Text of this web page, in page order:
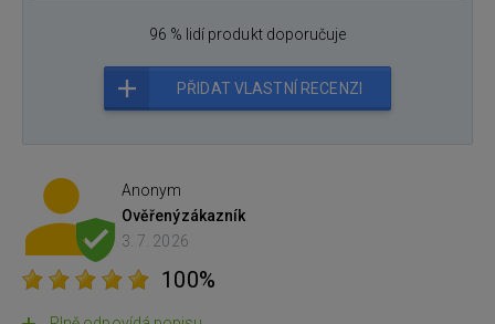
96 % lidí produkt doporučuje
PŘIDAT VLASTNÍ RECENZI
Anonym
Ověřenýzákazník
3. 7. 2026
100%